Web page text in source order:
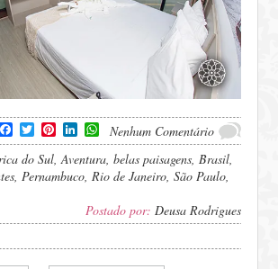
Facebook
TwitterPinterestLinkedInWhatsApp
Nenhum Comentário
do Sul,Aventura,belas paisagens,Brasil,
,Pernambuco,Rio de Janeiro,São Paulo,
Postado por: Deusa Rodrigues